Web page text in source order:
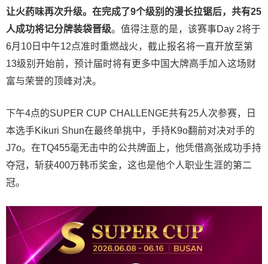
让火药味再次升级。在完成了9个级别的漫长拉锯后，共有25
人成功将记分牌装袋晋级。值得注意的是，该赛事Day 2将于
6月10日中午12点准时重燃战火，截止报名将一直开放至第
13级别开始前，预计届时将有更多中国大牌高手加入这场财
富与荣誉的顶峰对决。
下午4点的SUPER CUP CHALLENGE共有25人次参赛，日
本选手Kikuri Shun在最终单挑中，手持K9o翻前对决对手的
J7o。在TQ455毫无击中的公共牌面上，他凭借高张成功手持
夺冠，斩获400万韩币奖金，这也是他个人职业生涯的第二
冠。